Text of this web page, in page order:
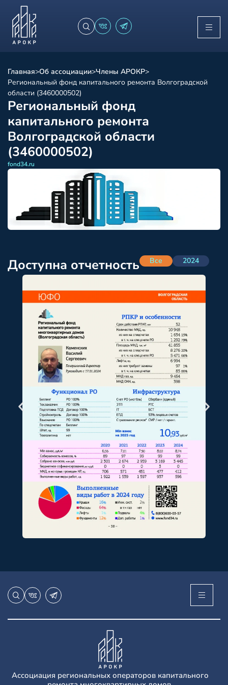
Главная>Об ассоциации>Члены АРОКР>
Региональный фонд капитального ремонта Волгоградской
области (3460000502)
Региональный фонд
капитального ремонта
Волгоградской области
(3460000502)
fond34.ru
Доступна отчетность Все 2024
Ассоциация региональных операторов капитального